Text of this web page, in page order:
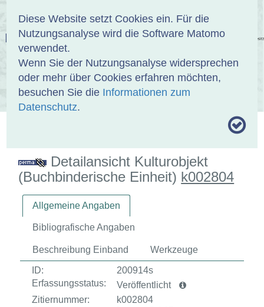
Diese Website setzt Cookies ein. Für die
Nutzungsanalyse wird die Software Matomo
verwendet.
Wenn Sie der Nutzungsanalyse widersprechen
oder mehr über Cookies erfahren möchten,
besuchen Sie die Informationen zum
Datenschutz.
EINBANDDATENBANK
ÜBER UNS SAMMLUNGEN SUCHE
Detailansicht Kulturobjekt
(Buchbinderische Einheit) k002804
Allgemeine Angaben
Bibliografische Angaben
Beschreibung Einband Werkzeuge
ID:
200914s
Erfassungsstatus:
Veröffentlicht
Zitiernummer:
k002804